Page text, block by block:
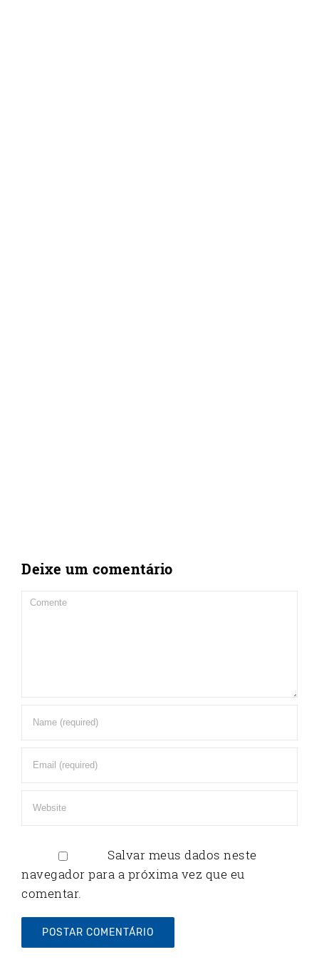
Deixe um comentário
Comment
Salvar meus dados neste
navegador para a próxima vez que eu
comentar.